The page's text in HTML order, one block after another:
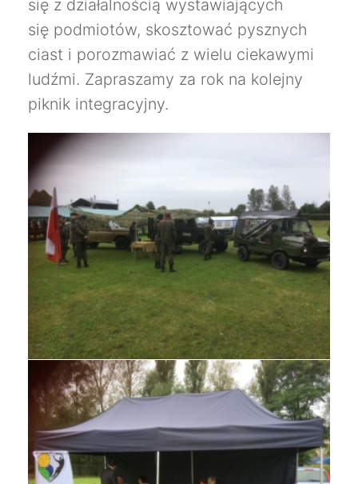
się z działalnością wystawiających
się podmiotów, skosztować pysznych
ciast i porozmawiać z wielu ciekawymi
ludźmi. Zapraszamy za rok na kolejny
piknik integracyjny.